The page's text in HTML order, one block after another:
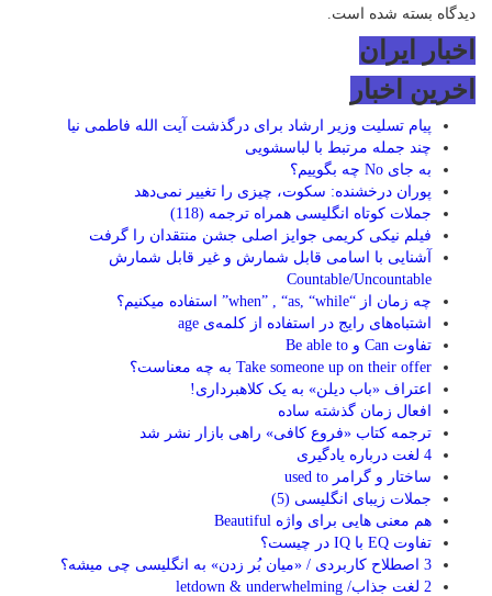
دیدگاه بسته شده است.
اخبار ایران
اخرین اخبار
پیام تسلیت وزیر ارشاد برای درگذشت آیت الله فاطمی نیا
چند جمله مرتبط با لباسشویی
به جای No چه بگوییم؟
پوران درخشنده: سکوت، چیزی را تغییر نمی‌دهد
جملات کوتاه انگلیسی همراه ترجمه (118)
فیلم نیکی کریمی جوایز اصلی جشن منتقدان را گرفت
آشنایی با اسامی قابل شمارش و غیر قابل شمارش
Countable/Uncountable
چه زمان از “when” , “as, “while” استفاده میکنیم؟
اشتباه‌های رایج در استفاده از کلمه‌ی age
تفاوت Can و Be able to
Take someone up on their offer به چه معناست؟
اعتراف «باب دیلن» به یک کلاهبرداری!
افعال زمان گذشته ساده
ترجمه کتاب «فروع کافی» راهی بازار نشر شد
4 لغت درباره یادگیری
ساختار و گرامر used to
جملات زیبای انگلیسی (5)
هم معنی هایی برای واژه Beautiful
تفاوت EQ با IQ در چیست؟
3 اصطلاح کاربردی / «میان بُر زدن» به انگلیسی چی میشه؟
2 لغت جذاب/ letdown & underwhelming